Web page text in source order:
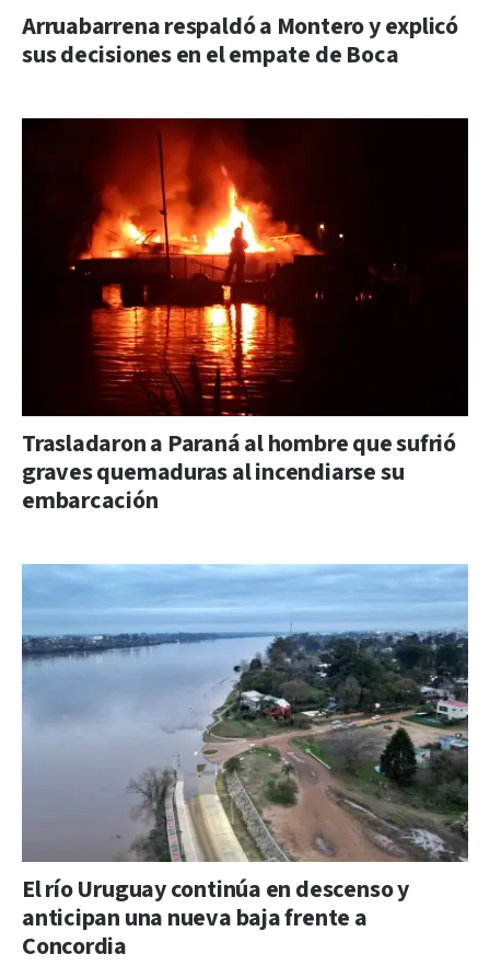
Arruabarrena respaldó a Montero y explicó
sus decisiones en el empate de Boca
Trasladaron a Paraná al hombre que sufrió
graves quemaduras al incendiarse su
embarcación
El río Uruguay continúa en descenso y
anticipan una nueva baja frente a
Concordia